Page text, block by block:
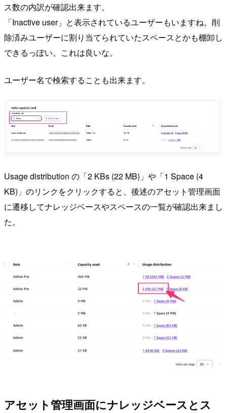
ス数の内訳が確認出来ます。
「Inactive user」と表示されているユーザーもいますね。削
除済みユーザーに割り当てられていたスペースとかも棚卸し
できるっぽい。これは良いな。
ユーザー名で検索することも出来ます。
Usage distribution の「2 KBs (22 MB)」や「1 Space (4
KB)」のリンクをクリックすると、後述のアセット管理画面
に遷移してナレッジベースやスペースの一覧が確認出来まし
た。
アセット管理画面にナレッジベースとス